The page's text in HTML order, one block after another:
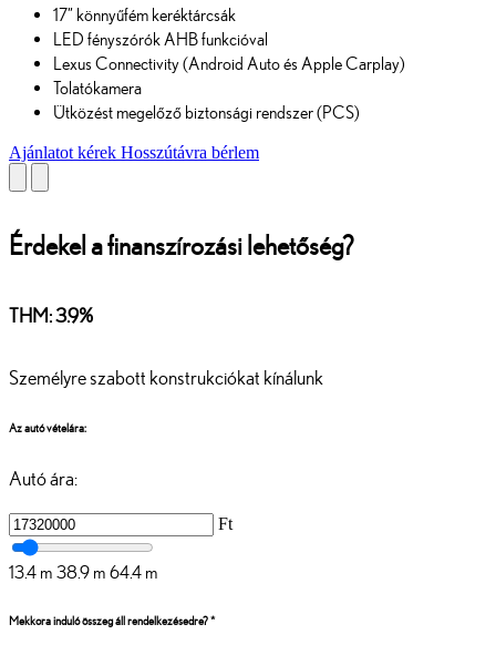
17” könnyűfém keréktárcsák
LED fényszórók AHB funkcióval
Lexus Connectivity (Android Auto és Apple Carplay)
Tolatókamera
Ütközést megelőző biztonsági rendszer (PCS)
Ajánlatot kérek Hosszútávra bérlem
Érdekel a finanszírozási lehetőség?
THM: 3.9%
Személyre szabott konstrukciókat kínálunk
Az autó vételára:
Autó ára:
Ft
13.4 m 38.9 m 64.4 m
Mekkora induló összeg áll rendelkezésedre? *